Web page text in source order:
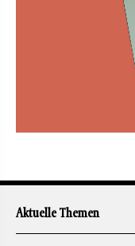
Aktuelle Themen